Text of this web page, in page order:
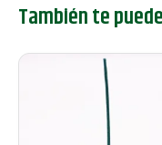
Colores
de
También te puede